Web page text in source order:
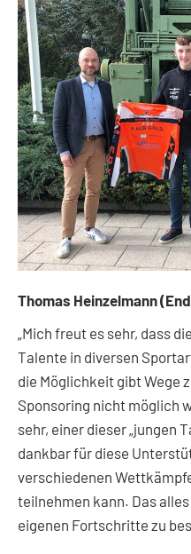
Thomas Heinzelmann
„Mich freut es sehr, dass
Talente in diversen
die Möglichkeit gibt Wege
Sponsoring nicht möglich
sehr, einer dieser „jungen
dankbar für diese
verschiedenen
teilnehmen kann. Das
eigenen Fortschritte zu